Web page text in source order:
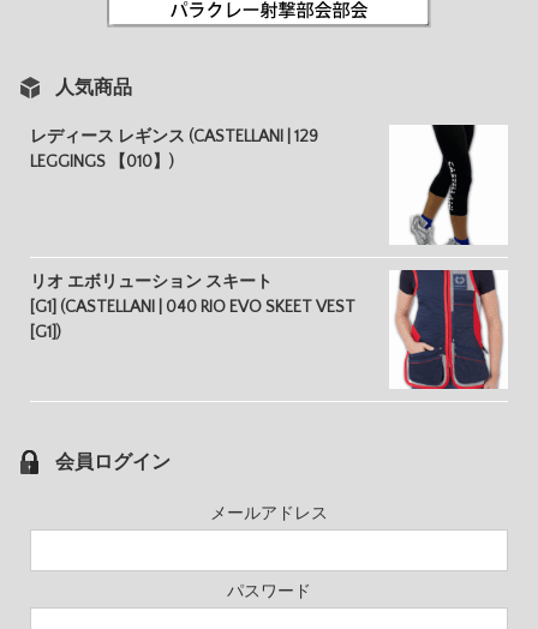
人気商品
レディース レギンス (CASTELLANI | 129
LEGGINGS 【010】)
リオ エボリューション スキート
[G1] (CASTELLANI | 040 RIO EVO SKEET VEST
[G1])
会員ログイン
メールアドレス
パスワード